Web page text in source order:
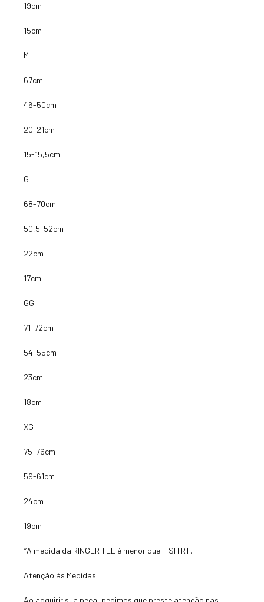
19cm
15cm
M
67cm
46-50cm
20-21cm
15-15,5cm
G
68-70cm
50,5-52cm
22cm
17cm
GG
71-72cm
54-55cm
23cm
18cm
XG
75-76cm
59-61cm
24cm
19cm
*A medida da RINGER TEE é menor que TSHIRT.
Atenção às Medidas!